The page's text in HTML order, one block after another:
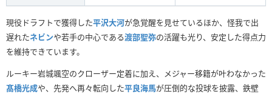
現役ドラフトで獲得した平沢大河が急覚醒を見せているほか、怪我で出
遅れたネビンや若手の中心である渡部聖弥の活躍も光り、安定した得点力
を維持できています。
ルーキー岩城颯空のクローザー定着に加え、メジャー移籍が叶わなかった
髙橋光成や、先発へ再々転向した平良海馬が圧倒的な投球を披露、鉄壁